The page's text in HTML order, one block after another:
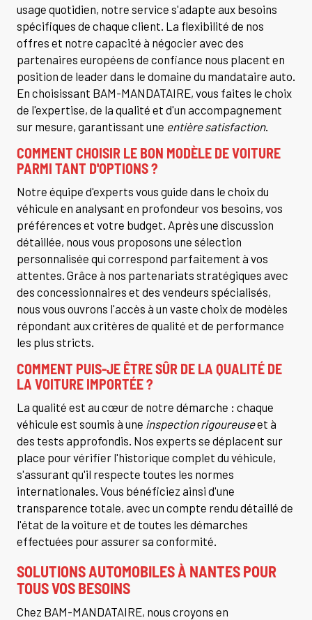
usage quotidien, notre service s'adapte aux besoins
spécifiques de chaque client. La flexibilité de nos
offres et notre capacité à négocier avec des
partenaires européens de confiance nous placent en
position de leader dans le domaine du mandataire auto.
En choisissant BAM-MANDATAIRE, vous faites le choix
de l'expertise, de la qualité et d'un accompagnement
sur mesure, garantissant une entière satisfaction.
COMMENT CHOISIR LE BON MODÈLE DE VOITURE
PARMI TANT D'OPTIONS ?
Notre équipe d'experts vous guide dans le choix du
véhicule en analysant en profondeur vos besoins, vos
préférences et votre budget. Après une discussion
détaillée, nous vous proposons une sélection
personnalisée qui correspond parfaitement à vos
attentes. Grâce à nos partenariats stratégiques avec
des concessionnaires et des vendeurs spécialisés,
nous vous ouvrons l'accès à un vaste choix de modèles
répondant aux critères de qualité et de performance
les plus stricts.
COMMENT PUIS-JE ÊTRE SÛR DE LA QUALITÉ DE
LA VOITURE IMPORTÉE ?
La qualité est au cœur de notre démarche : chaque
véhicule est soumis à une inspection rigoureuseet à
des tests approfondis. Nos experts se déplacent sur
place pour vérifier l'historique complet du véhicule,
s'assurant qu'il respecte toutes les normes
internationales. Vous bénéficiez ainsi d'une
transparence totale, avec un compte rendu détaillé de
l'état de la voiture et de toutes les démarches
effectuées pour assurer sa conformité.
SOLUTIONS AUTOMOBILES À NANTES POUR
TOUS VOS BESOINS
Chez BAM-MANDATAIRE, nous croyons en